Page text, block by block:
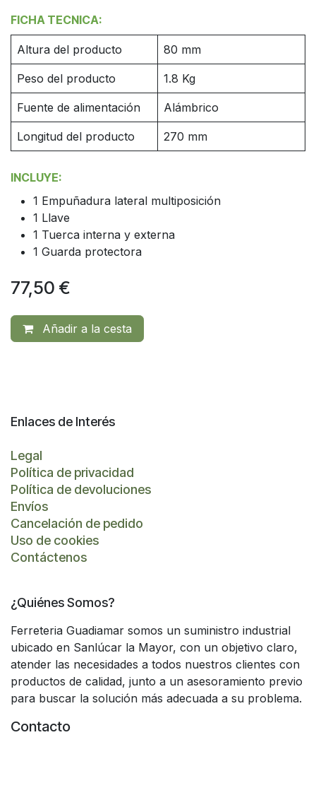
FICHA TECNICA:
Altura del producto 80 mm
Peso del producto 1.8 Kg
Fuente de alimentación Alámbrico
Longitud del producto 270 mm
INCLUYE:
1 Empuñadura lateral multiposición
1 Llave
1 Tuerca interna y externa
1 Guarda protectora
77,50 €
Añadir a la cesta
Enlaces de Interés
Legal
Política de privacidad
Política de devoluciones
Envíos
Cancelación de pedido
Uso de cookies
Contáctenos
¿Quiénes Somos?
Ferreteria Guadiamar somos un suministro industrial
ubicado en Sanlúcar la Mayor, con un objetivo claro,
atender las necesidades a todos nuestros clientes con
productos de calidad, junto a un asesoramiento previo
para buscar la solución más adecuada a su problema.
Contacto